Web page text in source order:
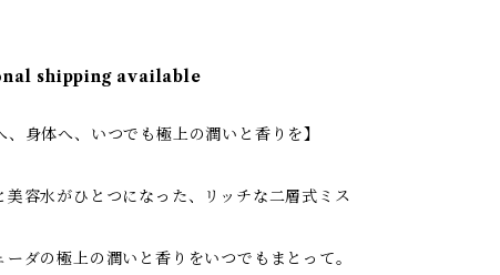
shipping available
、身体へ、いつでも極上の潤いと香りを】
美容水がひとつになった、リッチな二層式ミス
ーダの極上の潤いと香りをいつでもまとって。